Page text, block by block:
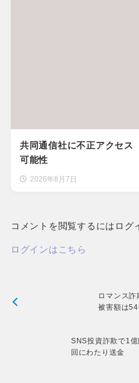
共同通信社に不正アクセ
可能性
2026年8月7日
コメントを閲覧するにはログ
ログインはこちら
ロマンス
被害額は
SNS投資詐欺で1
回にわたり送金